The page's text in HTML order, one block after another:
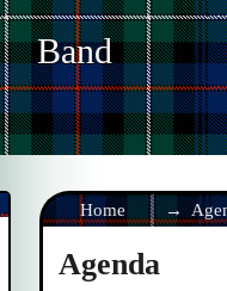
Band
Home
Agenda